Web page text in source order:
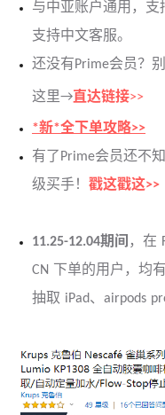
与中亚账户通用，支
支持中文客服。
还没有Prime会员？
这里→ 直达链接>>
*新*全下单攻略>>
有了Prime会员还不
级买手！ 戳这戳这>>
11.25-12.04期间 ，在
CN 下单的用户，均
抽取 iPad、airpods